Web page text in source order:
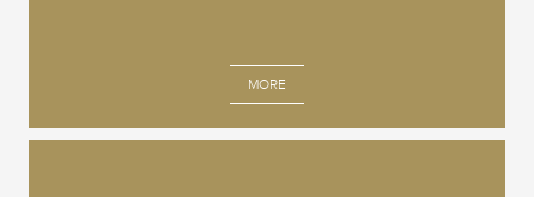
MORE